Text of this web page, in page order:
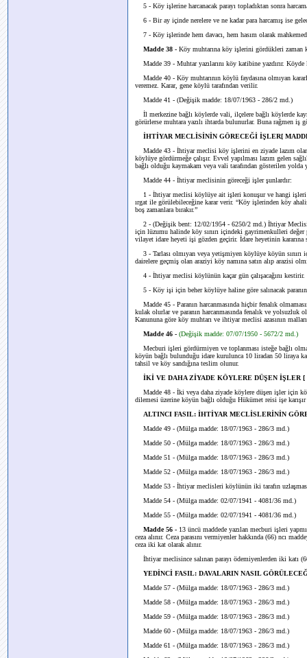
5 - Köy işlerine harcanacak parayı topladıktan sonra
6 - Bir ay içinde nerelere ve ne kadar para harcamış ise
7 - Köy işlerinde hem davacı, hem hasım olarak
Madde 38 - Köy muhtarına köy işlerini gördükleri zaman
Madde 39 - Muhtar yazılarını köy katibine yazdırır.
Madde 40 - Köy muhtarının köylü faydasına olmıyan
veremez. Karar, gene köylü tarafından verilir.
Madde 41 - (Değişik madde: 18/07/1963 - 286/2 md.)
İl merkezine bağlı köylerde vali, ilçelere bağlı köylerde
görürlerse muhtara yazılı ihtarda bulunurlar. Buna rağmen
İHTİYAR MECLİSİNİN GÖRECEĞİ İŞLER[
Madde 43 - İhtiyar meclisi köy işlerini en ziyade lazım
köylüye gördürmeğe çalışır. Evvel yapılması lazım gelen
bağlı olduğu kaymakam veya vali tarafından gösterilen yolda
Madde 44 - İhtiyar meclisinin göreceği işler şunlardır:
1 - İhtiyar meclisi köylüye ait işleri konuşur ve hangi işleri
ırgat ile görülebileceğine karar verir. “Köy işlerinden köy
boş zamanlara bırakır.”
2 - (Değişik bent: 12/02/1954 - 6250/2 md.) İhtiyar Meclisi
için lüzumu halinde köy sınırı içindeki gayrimenkulleri değer
vilayet idare heyeti işi gözden geçirir. İdare heyetinin kararına
3 - Tarlası olmıyan veya yetişmiyen köylüye köyün sınırı
dairelere geçmiş olan araziyi köy namına satın alıp arazisi
4 - İhtiyar meclisi köylünün kaçar gün çalışacağını kestirir.
5 - Köy işi için beher köylüye haline göre salınacak paranın
Madde 45 - Paranın harcanmasında hiçbir fenalık
kulak olurlar ve paranın harcanmasında fenalık ve
Kanununa göre köy muhtarı ve ihtiyar meclisi azasının
Madde 46 - (Değişik madde: 07/07/1950 - 5672/2 md.)
Mecburi işleri gördürmiyen ve toplanması isteğe bağlı
köyün bağlı bulunduğu idare kurulunca 10 liradan 50 liraya
tahsil ve köy sandığına teslim olunur.
İKİ VE DAHA ZİYADE KÖYLERE DÜŞEN İŞLER [
Madde 48 - İki veya daha ziyade köylere düşen işler için
dilemesi üzerine köyün bağlı olduğu Hükümet reisi işe
ALTINCI FASIL: İHTİYAR MECLİSLERİNİN
Madde 49 - (Mülga madde: 18/07/1963 - 286/3 md.)
Madde 50 - (Mülga madde: 18/07/1963 - 286/3 md.)
Madde 51 - (Mülga madde: 18/07/1963 - 286/3 md.)
Madde 52 - (Mülga madde: 18/07/1963 - 286/3 md.)
Madde 53 - İhtiyar meclisleri köylünün iki tarafın
Madde 54 - (Mülga madde: 02/07/1941 - 4081/36 md.)
Madde 55 - (Mülga madde: 02/07/1941 - 4081/36 md.)
Madde 56 - 13 üncü maddede yazılan mecburi işleri
ceza alınır. Ceza parasını vermiyenler hakkında (66) ncı
ceza iki kat olarak alınır.
İhtiyar meclisince salınan parayı ödemiyenlerden iki katı
YEDİNCİ FASIL: DAVALARIN NASIL
Madde 57 - (Mülga madde: 18/07/1963 - 286/3 md.)
Madde 58 - (Mülga madde: 18/07/1963 - 286/3 md.)
Madde 59 - (Mülga madde: 18/07/1963 - 286/3 md.)
Madde 60 - (Mülga madde: 18/07/1963 - 286/3 md.)
Madde 61 - (Mülga madde: 18/07/1963 - 286/3 md.)